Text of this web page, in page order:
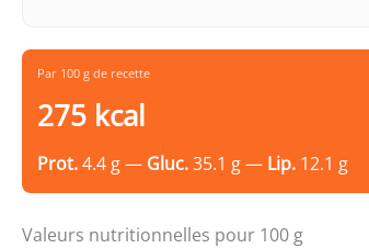
Par 100 g de recette
275 kcal
Prot.4.4 g — Gluc.35.1 g — Lip. 12.1 g
Valeurs nutritionnelles pour 100 g